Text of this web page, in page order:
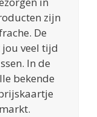
zijn
De
veel tijd
In de
bekende